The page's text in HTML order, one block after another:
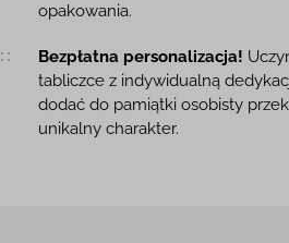
opakowania.
Bezpłatna personalizacja!
tabliczce z indywidualną
dodać do pamiątki osobisty
unikalny charakter.